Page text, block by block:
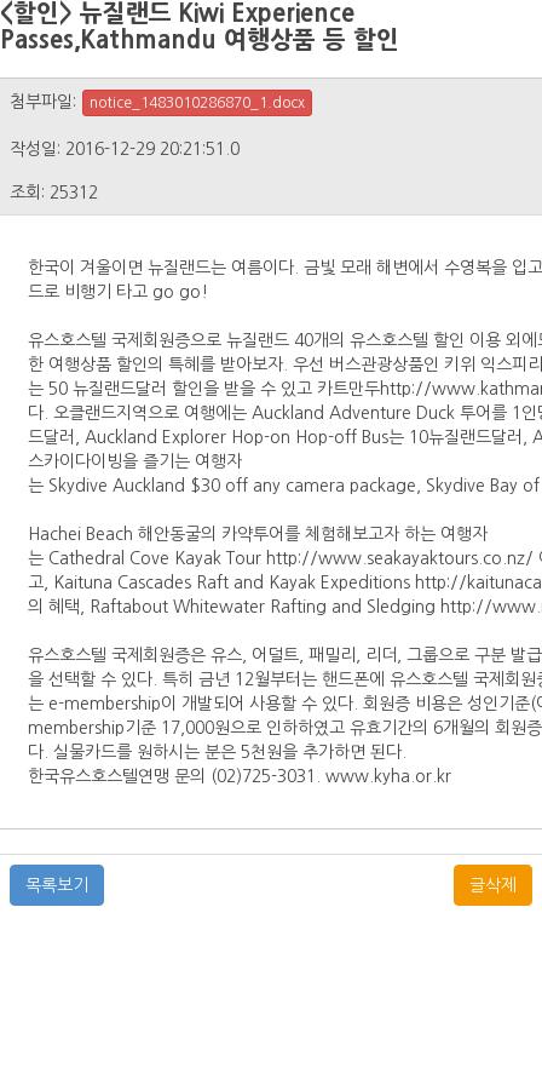
<할인> 뉴질랜드 Kiwi Experience
Passes,Kathmandu 여행상품 등 할인
첨부파일: notice_1483010286870_1.docx
작성일: 2016-12-29 20:21:51.0
조회: 25312
한국이 겨울이면 뉴질랜드는 여름이다. 금빛 모래 해변에서 수영복을 입
드로 비행기 타고 go go!
유스호스텔 국제회원증으로 뉴질랜드 40개의 유스호스텔 할인 이용
한 여행상품 할인의 특혜를 받아보자. 우선 버스관광상품인 키위 익
는 50 뉴질랜드달러 할인을 받을 수 있고 카트만두http://
다. 오클랜드지역으로 여행에는 Auckland Adventure Duck 투어를 1
드달러, Auckland Explorer Hop-on Hop-off Bus는 10뉴질랜드달러,
스카이다이빙을 즐기는 여행자
는 Skydive Auckland $30 off any camera package, Skydive Bay
Hachei Beach 해안동굴의 카약투어를 체험해보고자 하는 여행자
는 Cathedral Cove Kayak Tour http://www.seakayaktours.co.nz/ 이
고, Kaituna Cascades Raft and Kayak Expeditions http://
의 혜택, Raftabout Whitewater Rafting and Sledging http://
유스호스텔 국제회원증은 유스, 어덜트, 패밀리, 리더, 그룹으로 구분
을 선택할 수 있다. 특히 금년 12월부터는 핸드폰에 유스호스텔 국제회
는 e-membership이 개발되어 사용할 수 있다. 회원증 비용은 성인기준
membership기준 17,000원으로 인하하였고 유효기간의 6개월의 회원
다. 실물카드를 원하시는 분은 5천원을 추가하면 된다.
한국유스호스텔연맹 문의 (02)725-3031. www.kyha.or.kr
목록보기 글삭제